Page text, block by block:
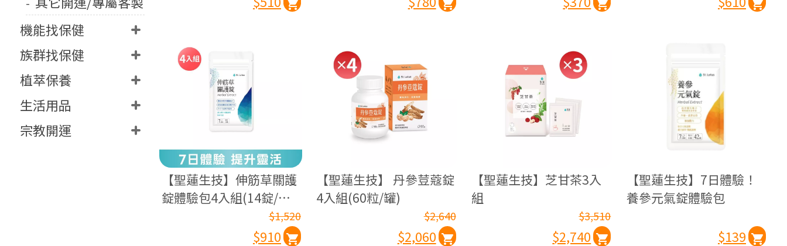
機能找保健
族群找保健
植萃保養
生活用品
宗教開運
【聖蓮生技】伸筋草關護
錠體驗包4入組(14錠/包)-
$1,520
$910
【聖蓮生技】 丹參荳蔻錠
4入組(60粒/罐)
$2,640
$2,060
【聖蓮生技】芝甘茶3入
組
$3,510
$2,740
【聖蓮生技】7日體驗！
養參元氣錠體驗包
$139